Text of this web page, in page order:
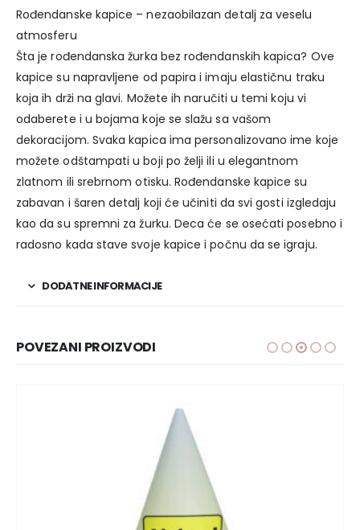
Rođendanske kapice – nezaobilazan detalj za veselu
atmosferu
Šta je rođendanska žurka bez rođendanskih kapica? Ove
kapice su napravljene od papira i imaju elastičnu traku
koja ih drži na glavi. Možete ih naručiti u temi koju vi
odaberete i u bojama koje se slažu sa vašom
dekoracijom. Svaka kapica ima personalizovano ime koje
možete odštampati u boji po želji ili u elegantnom
zlatnom ili srebrnom otisku. Rođendanske kapice su
zabavan i šaren detalj koji će učiniti da svi gosti izgledaju
kao da su spremni za žurku. Deca će se osećati posebno i
radosno kada stave svoje kapice i počnu da se igraju.
DODATNE INFORMACIJE
POVEZANI PROIZVODI